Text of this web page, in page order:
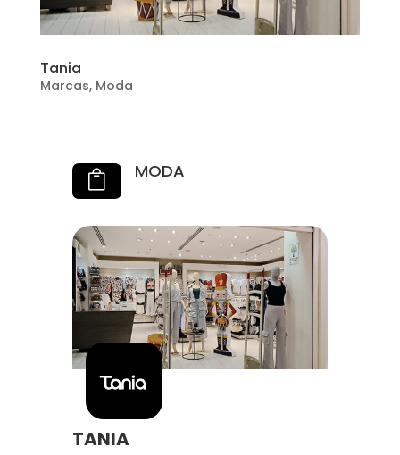
Tania
Marcas, Moda
 MODA
TANIA